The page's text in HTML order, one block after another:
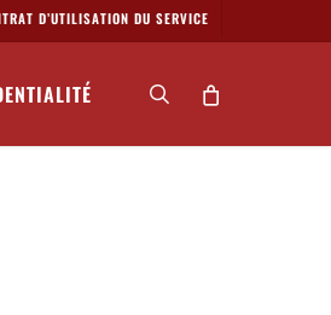
D’UTILISATION DU SERVICE
search